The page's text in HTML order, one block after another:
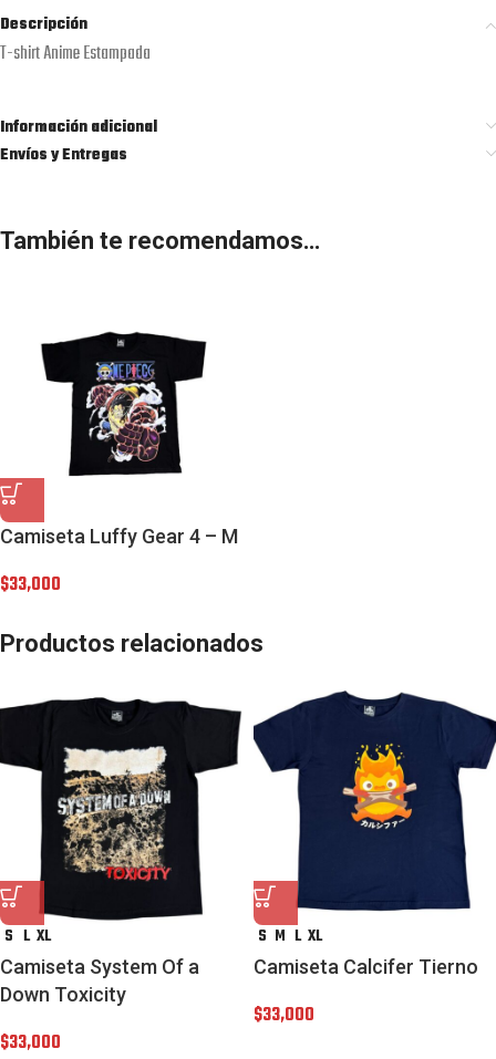
Descripción
T-shirt Anime Estampada
Información adicional
Envíos y Entregas
También te recomendamos…
Camiseta Luffy Gear 4 – M
$33,000
Productos relacionados
S L XL
Camiseta System Of a
Down Toxicity
$33,000
S M L XL
Camiseta Calcifer Tierno
$33,000